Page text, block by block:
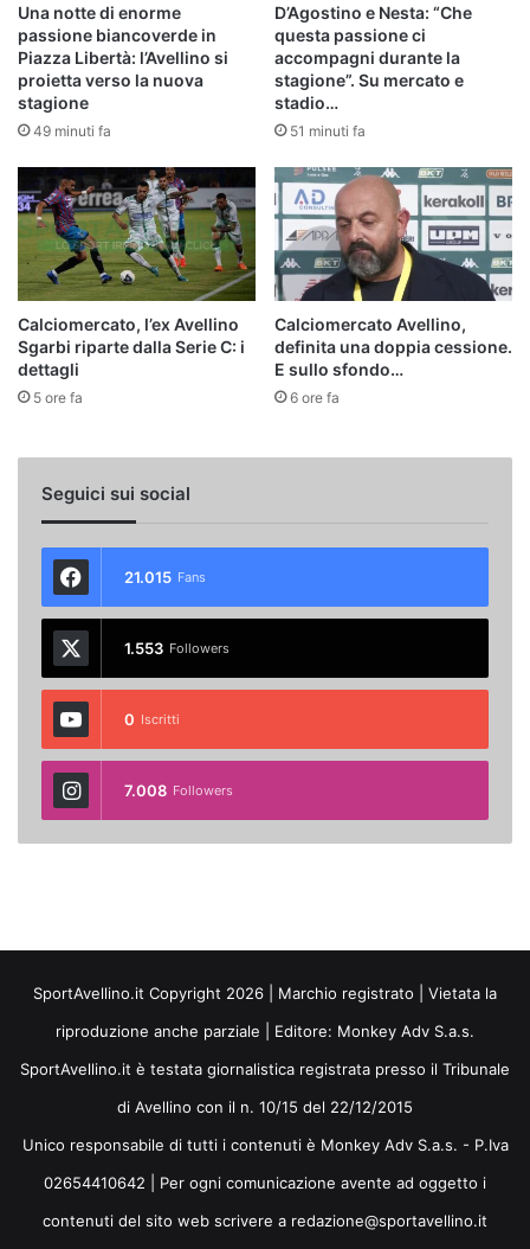
Una notte di enorme
passione biancoverde in
Piazza Libertà: l’Avellino si
proietta verso la nuova
stagione
49 minuti fa
D’Agostino e Nesta: “Che
questa passione ci
accompagni durante la
stagione”. Su mercato e
stadio…
51 minuti fa
Calciomercato, l’ex Avellino
Sgarbi riparte dalla Serie C: i
dettagli
5 ore fa
Calciomercato Avellino,
definita una doppia cessione.
E sullo sfondo…
6 ore fa
Seguici sui social
21.015 Fans
1.553 Followers
0 Iscritti
7.008 Followers
SportAvellino.it Copyright 2026 | Marchio registrato | Vietata la
riproduzione anche parziale | Editore: Monkey Adv S.a.s.
SportAvellino.it è testata giornalistica registrata presso il Tribunale
di Avellino con il n. 10/15 del 22/12/2015
Unico responsabile di tutti i contenuti è Monkey Adv S.a.s. - P.Iva
02654410642 | Per ogni comunicazione avente ad oggetto i
contenuti del sito web scrivere a redazione@sportavellino.it